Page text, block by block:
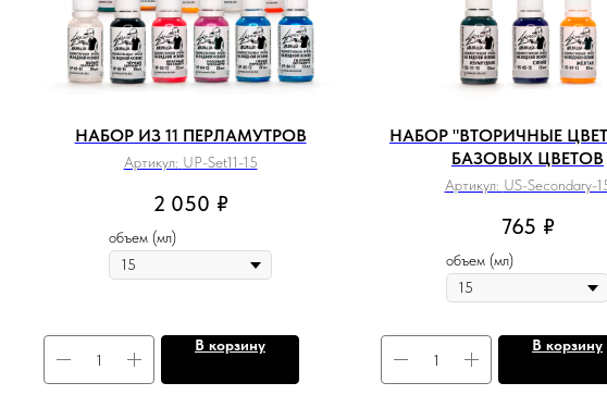
НАБОР ИЗ 11 ПЕРЛАМУТРОВ
Артикул: UP-Set11-15
2 050 ₽
объем (мл)
В корзину
НАБОР "ВТОРИЧНЫЕ
БАЗОВЫХ ЦВЕТОВ
Артикул: US-Secondary-
765 ₽
объем (мл)
В корзину